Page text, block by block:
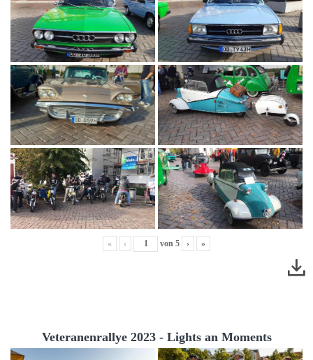
« ‹ von 5 › »
Veteranenrallye 2023 - Lights an Moments